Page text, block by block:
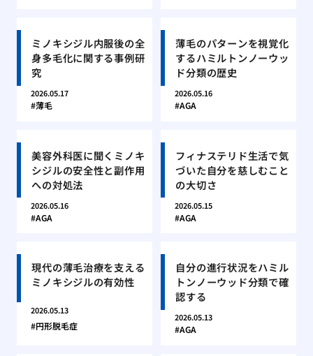
ミノキシジル内服後の全
身多毛化に関する事例研
究
2026.05.17
薄毛
薄毛のパターンを視覚化
するハミルトンノーウッ
ド分類の歴史
2026.05.16
AGA
美容外科医に聞くミノキ
シジルの安全性と副作用
への対処法
2026.05.16
AGA
フィナステリド生活で気
づいた自分を慈しむこと
の大切さ
2026.05.15
AGA
現代の薄毛治療を支える
ミノキシジルの有効性
2026.05.13
円形脱毛症
自分の進行状況をハミル
トンノーウッド分類で確
認する
2026.05.13
AGA